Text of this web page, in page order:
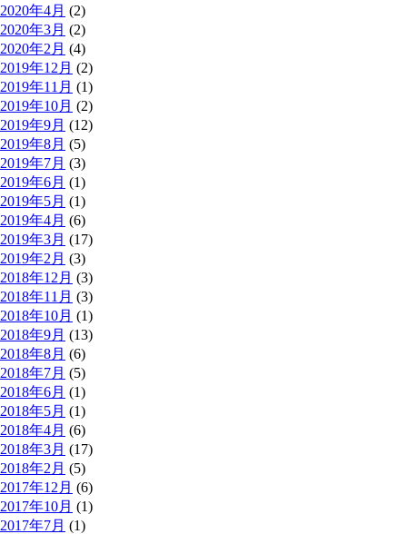
2020年4月 (2)
2020年3月 (2)
2020年2月 (4)
2019年12月 (2)
2019年11月 (1)
2019年10月 (2)
2019年9月 (12)
2019年8月 (5)
2019年7月 (3)
2019年6月 (1)
2019年5月 (1)
2019年4月 (6)
2019年3月 (17)
2019年2月 (3)
2018年12月 (3)
2018年11月 (3)
2018年10月 (1)
2018年9月 (13)
2018年8月 (6)
2018年7月 (5)
2018年6月 (1)
2018年5月 (1)
2018年4月 (6)
2018年3月 (17)
2018年2月 (5)
2017年12月 (6)
2017年10月 (1)
2017年7月 (1)